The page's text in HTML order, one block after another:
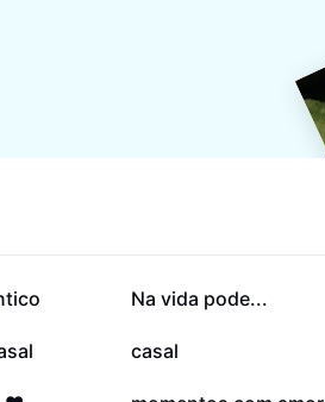
27,6 mil
Na vida pode...
6,5 mil
casal
795